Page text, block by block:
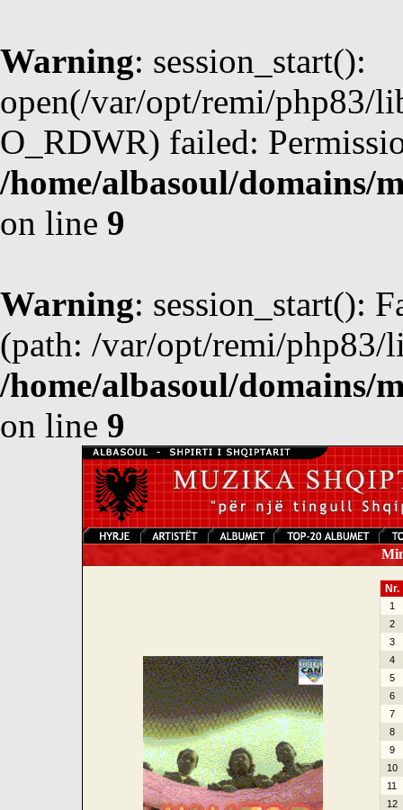
Warning: session_start():
open(/var/opt/remi/php83/
O_RDWR) failed:
/home/albasoul/domains/
on line 9
Warning: session_start():
(path: /var/opt/remi/php83/
/home/albasoul/domains/
on line 9
Nr.
1
2
3
4
5
6
7
8
9
10
11
12